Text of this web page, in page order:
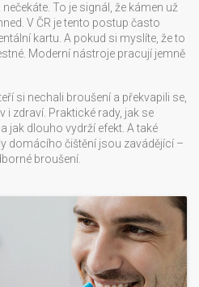
To je signál, že kámen už
V ČR je tento postup často
kartu. A pokud si myslíte, že to
Moderní nástroje pracují jemně
si nechali broušení a překvapili se,
i zdraví. Praktické rady, jak se
jak dlouho vydrží efekt. A také
domácího čištění jsou zavádějící –
broušení.